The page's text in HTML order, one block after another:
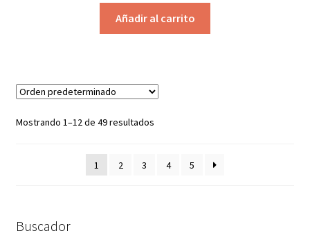
Añadir al carrito
Mostrando 1–12 de 49 resultados
1 2 3 4 5
Buscador